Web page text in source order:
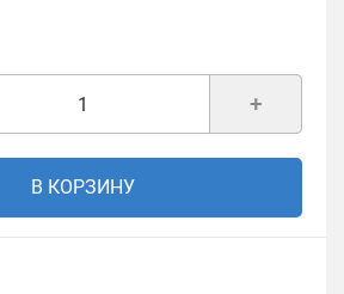
+
В КОРЗИНУ